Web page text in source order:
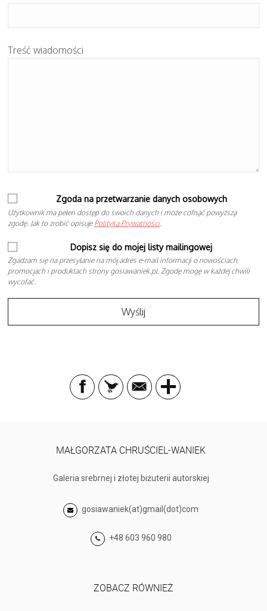
Treść wiadomości
Zgoda na przetwarzanie danych osobowych
Użytkownik ma pełen dostęp do swoich danych i może cofnąć powyższą
zgodę. Jak to zrobić opisuje Polityka Prywatności.
Dopisz się do mojej listy mailingowej
Zgadzam się na przesyłanie na mój adres e-mail informacji o nowościach,
promocjach i produktach strony gosiawaniek.pl. Zgodę mogę w każdej chwili
wycofać.
MAŁGORZATA CHRUŚCIEL-WANIEK
Galeria srebrnej i złotej biżuterii autorskiej
gosiawaniek(at)gmail(dot)com
+48 603 960 980
ZOBACZ RÓWNIEŻ